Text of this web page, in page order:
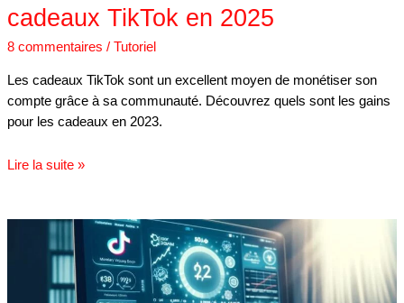
cadeaux TikTok en 2025
8 commentaires / Tutoriel
Les cadeaux TikTok sont un excellent moyen de monétiser son
compte grâce à sa communauté. Découvrez quels sont les gains
pour les cadeaux en 2023.
Lire la suite »
Calculatrice
d’argent